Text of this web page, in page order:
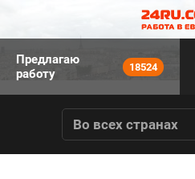
Предлагаю
работу
18524
Во всех странах